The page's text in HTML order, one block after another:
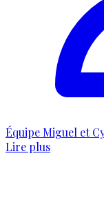
Équipe Miguel et
Lire plus